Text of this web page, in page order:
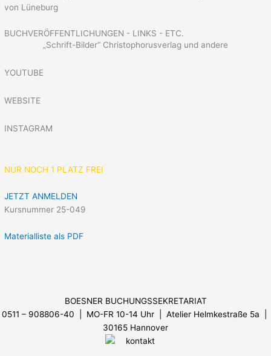
von Lüneburg
BUCHVERÖFFENTLICHUNGEN - LINKS - ETC.
„Schrift-Bilder“ Christophorusverlag und andere
YOUTUBE
WEBSITE
INSTAGRAM
NUR NOCH 1 PLATZ FREI
JETZT ANMELDEN
Kursnummer 25-049
Materialliste als PDF
BOESNER BUCHUNGSSEKRETARIAT
0511 – 908806-40 | MO-FR 10-14 Uhr
| Atelier Helmkestraße 5a |
30165 Hannover